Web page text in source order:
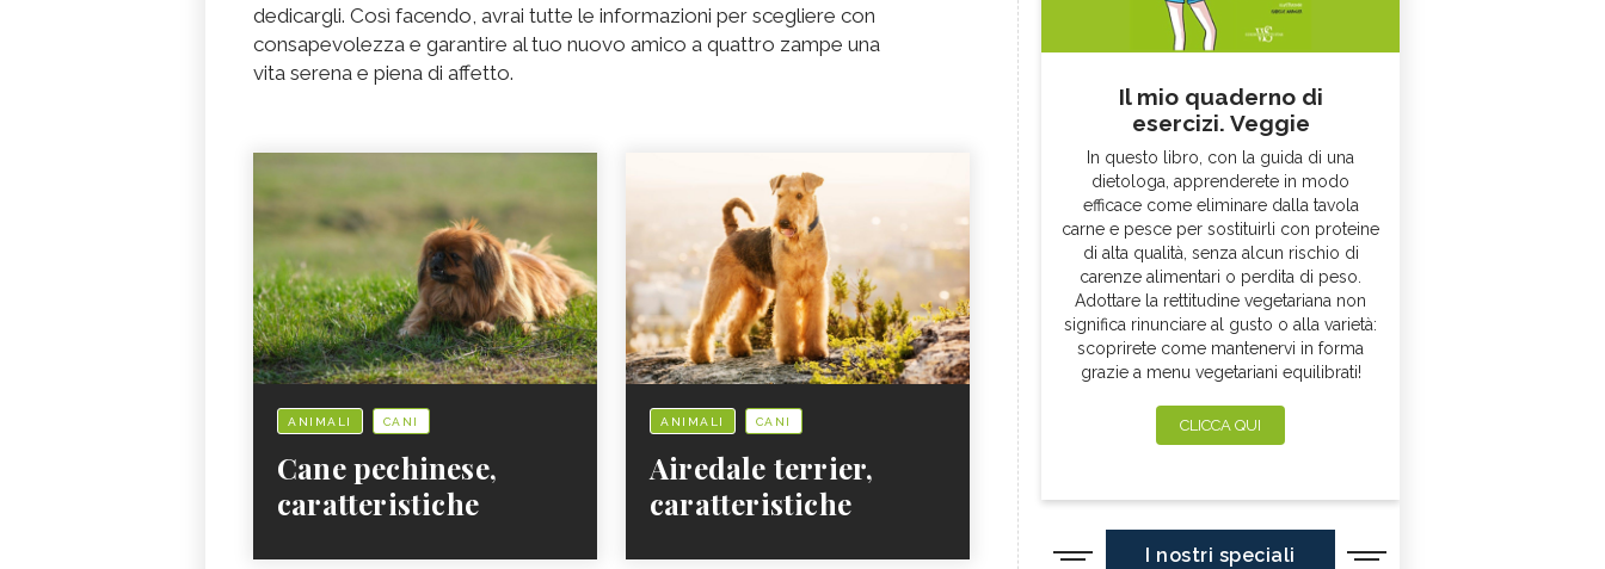
dedicargli. Così facendo, avrai tutte le informazioni per scegliere con
consapevolezza e garantire al tuo nuovo amico a quattro zampe una
vita serena e piena di affetto.
ANIMALI CANI
Cane pechinese,
caratteristiche
ANIMALI CANI
Airedale terrier,
caratteristiche
Il mio quaderno di
esercizi. Veggie
In questo libro, con la guida di una
dietologa, apprenderete in modo
efficace come eliminare dalla tavola
carne e pesce per sostituirli con proteine
di alta qualità, senza alcun rischio di
carenze alimentari o perdita di peso.
Adottare la rettitudine vegetariana non
significa rinunciare al gusto o alla varietà:
scoprirete come mantenervi in forma
grazie a menu vegetariani equilibrati!
CLICCA QUI
I nostri speciali